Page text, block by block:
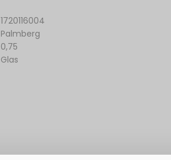
1720116004
Palmberg
0,75
Glas